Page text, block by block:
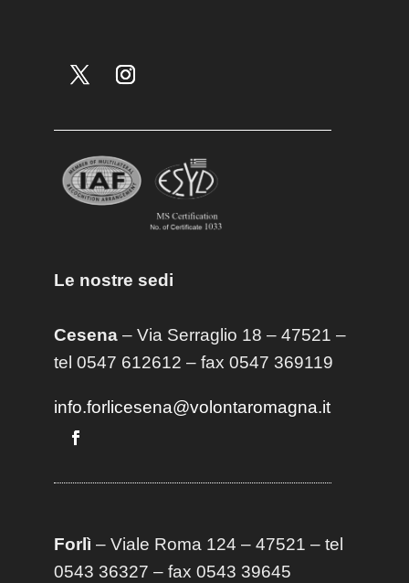
Le nostre sedi
Cesena– Via Serraglio 18 – 47521 –
tel 0547 612612 – fax 0547 369119
info.forlicesena@volontaromagna.it
Forlì – Viale Roma 124 – 47521 – tel
0543 36327 – fax 0543 39645